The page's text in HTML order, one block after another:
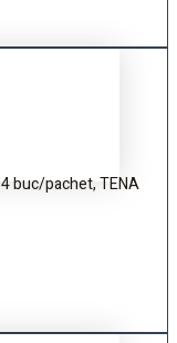
buc/pachet, TENA